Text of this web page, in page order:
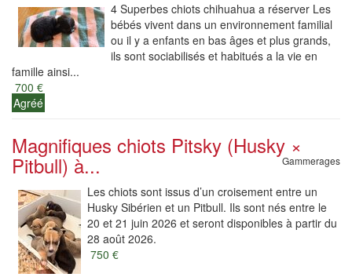
4 Superbes chiots chihuahua a réserver Les
bébés vivent dans un environnement familial
ou il y a enfants en bas âges et plus grands,
ils sont sociabilisés et habitués a la vie en
famille ainsi...
700 €
Agréé
Magnifiques chiots Pitsky (Husky ×
Pitbull) à... Gammerages
Les chiots sont issus d’un croisement entre un
Husky Sibérien et un Pitbull. Ils sont nés entre le
20 et 21 juin 2026 et seront disponibles à partir du
28 août 2026.
750 €